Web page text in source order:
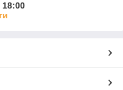
18:00